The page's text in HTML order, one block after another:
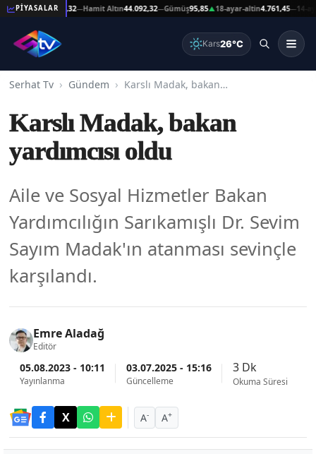
PİYASALAR
Altın44.092,32 Hamit Altın44.092,32—Gümüş95,85▲18-ayar-altin4.761,45—14-ayar-
Kars26°C
Serhat Tv Gündem Karslı Madak, bakan yardımcısı oldu
Karslı Madak, bakan
yardımcısı oldu
Aile ve Sosyal Hizmetler Bakan
Yardımcılığın Sarıkamışlı Dr. Sevim
Sayım Madak'ın atanması sevinçle
karşılandı.
Emre Aladağ
Editör
05.08.2023 - 10:11
Yayınlanma
03.07.2025 - 15:16
Güncelleme
3 Dk
Okuma Süresi
A- A+